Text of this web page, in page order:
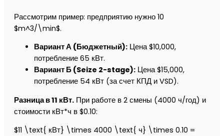
Рассмотрим пример: предприятию нужно 10
$m^3/\min$.
Вариант А (Бюджетный): Цена $10,000,
потребление 65 кВт.
Вариант Б (Seize 2-stage): Цена $15,000,
потребление 54 кВт (за счет КПД и VSD).
Разница в 11 кВт. При работе в 2 смены (4000 ч/год) и
стоимости кВт*ч в $0.10:
$11 \text{ кВт} \times 4000 \text{ ч} \times 0.10 =